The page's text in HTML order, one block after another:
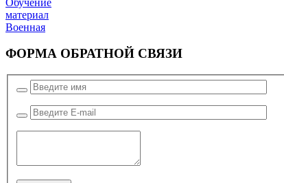
материал
Военная
ФОРМА ОБРАТНОЙ СВЯЗИ